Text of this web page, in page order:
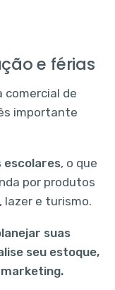
e férias
comercial de
importante
escolares, o que
por produtos
lazer e turismo.
suas
seu estoque,